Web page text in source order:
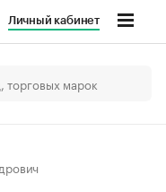
Личный кабинет